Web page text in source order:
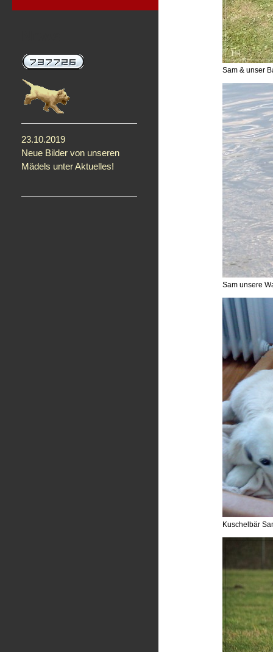
Sam & unser
Sam unsere
Kuschelbär
23.10.2019
Neue Bilder von unseren
Mädels unter Aktuelles!